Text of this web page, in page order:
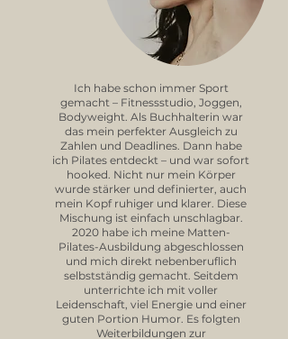
Ich habe schon immer Sport
gemacht – Fitnessstudio, Joggen,
Bodyweight. Als Buchhalterin war
das mein perfekter Ausgleich zu
Zahlen und Deadlines. Dann habe
ich Pilates entdeckt – und war sofort
hooked. Nicht nur mein Körper
wurde stärker und definierter, auch
mein Kopf ruhiger und klarer. Diese
Mischung ist einfach unschlagbar.
2020 habe ich meine Matten-
Pilates-Ausbildung abgeschlossen
und mich direkt nebenberuflich
selbstständig gemacht. Seitdem
unterrichte ich mit voller
Leidenschaft, viel Energie und einer
guten Portion Humor. Es folgten
Weiterbildungen zur